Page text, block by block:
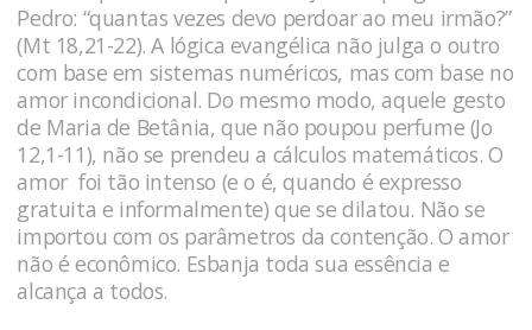
Pedro: “quantas vezes devo perdoar ao meu irmão?”
(Mt 18,21-22). A lógica evangélica não julga o outro
com base em sistemas numéricos, mas com base no
amor incondicional. Do mesmo modo, aquele gesto
de Maria de Betânia, que não poupou perfume (Jo
12,1-11), não se prendeu a cálculos matemáticos. O
amor foi tão intenso (e o é, quando é expresso
gratuita e informalmente) que se dilatou. Não se
importou com os parâmetros da contenção. O amor
não é econômico. Esbanja toda sua essência e
alcança a todos.